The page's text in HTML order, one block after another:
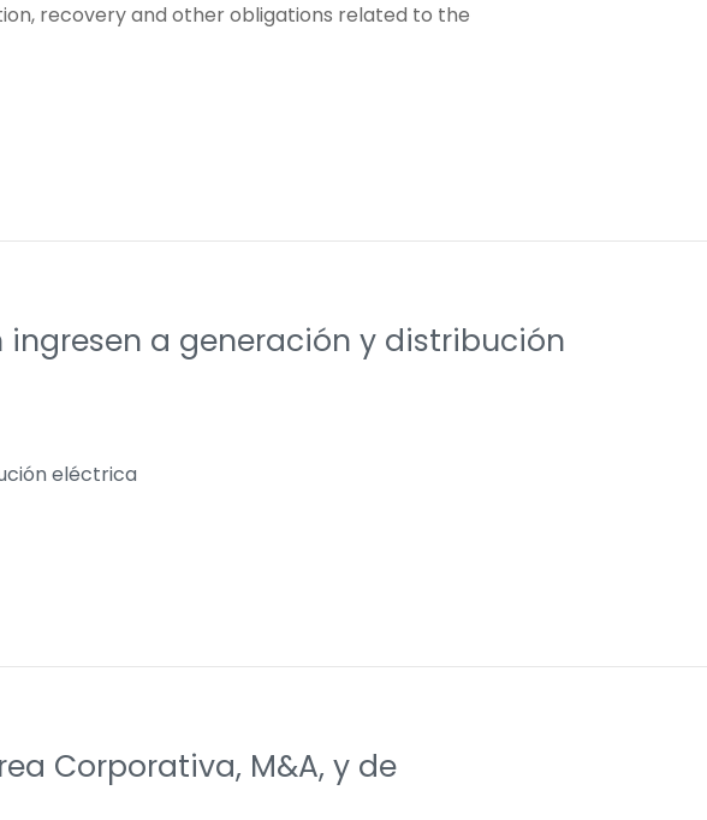
recovery and other obligations related to the
a generación y distribución
eléctrica
Corporativa, M&A, y de